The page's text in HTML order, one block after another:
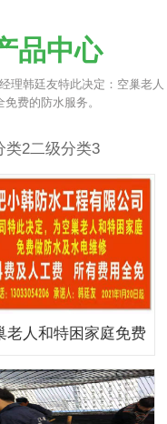
品中心
理韩廷友特此决定：空巢老人
费的防水服务。
类2二级分类3
老人和特困家庭免费